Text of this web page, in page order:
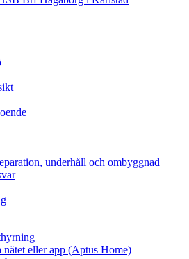
underhåll och ombyggnad
eller app (Aptus Home)